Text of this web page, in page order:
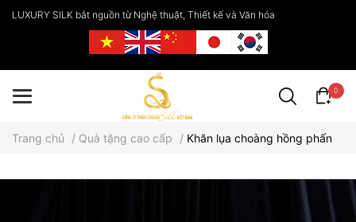
LUXURY SILK bắt nguồn từ Nghệ thuật, Thiết kế và Văn hóa
0
Trang chủ / Quà tặng cao cấp / Khăn lụa choàng hồng phấn